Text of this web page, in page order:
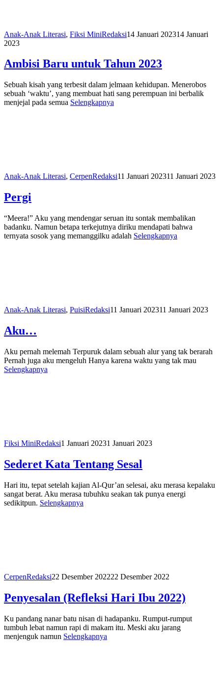
Anak-Anak Literasi, Fiksi MiniRedaksi14 Januari 202314 Januari
2023
Ambisi Baru untuk Tahun 2023
Sebuah kisah yang terbesit dalam jelmaan kehidupan. Menerobos
sebuah ‘waktu’, yang membuat hati sang perempuan ini berbalik
menjejal pada semua Selengkapnya
Anak-Anak Literasi, CerpenRedaksi11 Januari 202311 Januari 2023
Pergi
“Meera!” Aku yang mendengar seruan itu sontak membalikan
badanku. Namun betapa terkejutnya diriku mendapati bahwa
ternyata sosok yang memanggilku adalah Selengkapnya
Anak-Anak Literasi, PuisiRedaksi11 Januari 202311 Januari 2023
Aku…
Aku pernah melemah Terpuruk dalam sebuah alur yang tak berarah
Pernah juga aku mengeluh Hanya karena waktu yang tak mau
Selengkapnya
Fiksi MiniRedaksi1 Januari 20231 Januari 2023
Sederet Kata Tentang Sesal
Hari itu, tepat setelah kajian Al-Qur’an selesai, aku merasa kepalaku
sangat berat. Aku merasa tubuhku seakan tak punya energi
sedikitpun. Selengkapnya
CerpenRedaksi22 Desember 202222 Desember 2022
Penyesalan (Refleksi Hari Ibu 2022)
Ku pandang nanar batu nisan di hadapanku. Rumput-rumput
tumbuh lebat namun rapi di makam itu. Meski aku jarang
menjenguk namun Selengkapnya